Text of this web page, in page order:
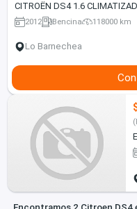
2012 Bencina 118000 km
Lo Barnechea